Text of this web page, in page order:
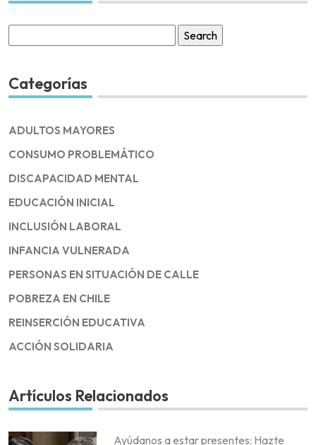
for:
Categorías
ADULTOS MAYORES
CONSUMO PROBLEMÁTICO
DISCAPACIDAD MENTAL
EDUCACIÓN INICIAL
INCLUSIÓN LABORAL
INFANCIA VULNERADA
PERSONAS EN SITUACIÓN DE CALLE
POBREZA EN CHILE
REINSERCIÓN EDUCATIVA
ACCIÓN SOLIDARIA
Artículos Relacionados
Ayúdanos a estar presentes: Hazte